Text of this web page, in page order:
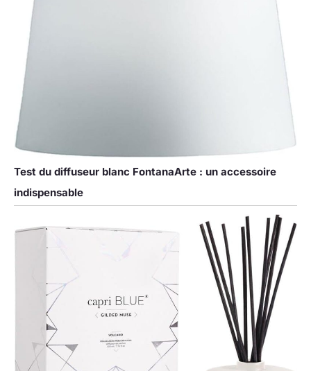
Test du diffuseur blanc FontanaArte : un accessoire
indispensable